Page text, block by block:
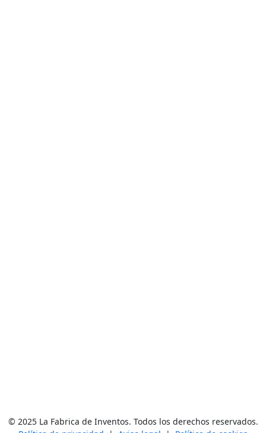
© 2025 La Fabrica de Inventos. Todos los derechos reservados.